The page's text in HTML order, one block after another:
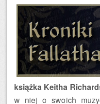
książka Keitha
w niej o swoich